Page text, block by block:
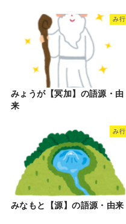
み行
みょうが【冥加】の語源・由
来
み行
みなもと【源】の語源・由来